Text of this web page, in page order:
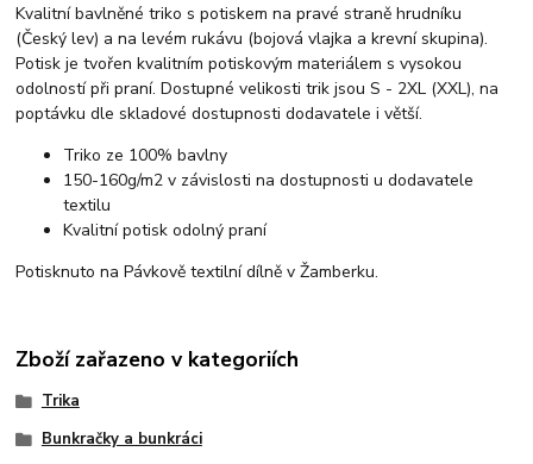
Kvalitní bavlněné triko s potiskem na pravé straně hrudníku
(Český lev) a na levém rukávu (bojová vlajka a krevní skupina).
Potisk je tvořen kvalitním potiskovým materiálem s vysokou
odolností při praní. Dostupné velikosti trik jsou S - 2XL (XXL), na
poptávku dle skladové dostupnosti dodavatele i větší.
Triko ze 100% bavlny
150-160g/m2 v závislosti na dostupnosti u dodavatele
textilu
Kvalitní potisk odolný praní
Potisknuto na Pávkově textilní dílně v Žamberku.
Zboží zařazeno v kategoriích
Trika
Bunkračky a bunkráci